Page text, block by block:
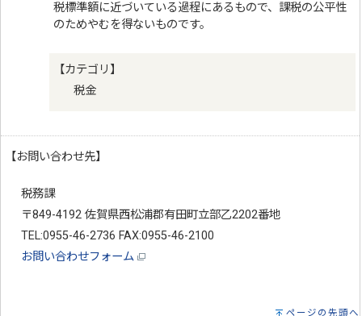
税標準額に近づいている過程にあるもので、課税の公平性
のためやむを得ないものです。
【カテゴリ】
税金
【お問い合わせ先】
税務課
〒849-4192 佐賀県西松浦郡有田町立部乙2202番地
TEL:0955-46-2736 FAX:0955-46-2100
お問い合わせフォーム
ページの先頭へ